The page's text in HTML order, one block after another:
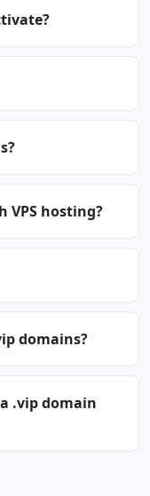
VPS hosting?
domains?
.vip domain